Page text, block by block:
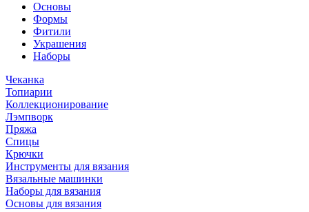
Основы
Формы
Фитили
Украшения
Наборы
Чеканка
Топиарии
Коллекционирование
Лэмпворк
Пряжа
Спицы
Крючки
Инструменты для вязания
Вязальные машинки
Наборы для вязания
Основы для вязания